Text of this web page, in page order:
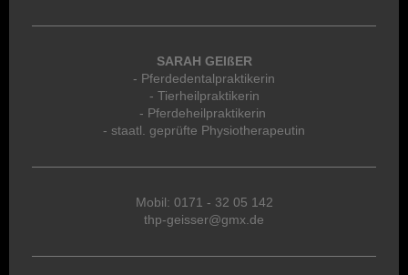
SARAH GEIßER
- Pferdedentalpraktikerin
- Tierheilpraktikerin
- Pferdeheilpraktikerin
- staatl. geprüfte Physiotherapeutin
Mobil: 0171 - 32 05 142
thp-geisser@gmx.de